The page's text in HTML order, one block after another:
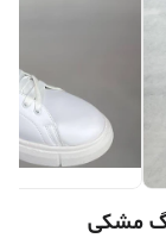
مشکی